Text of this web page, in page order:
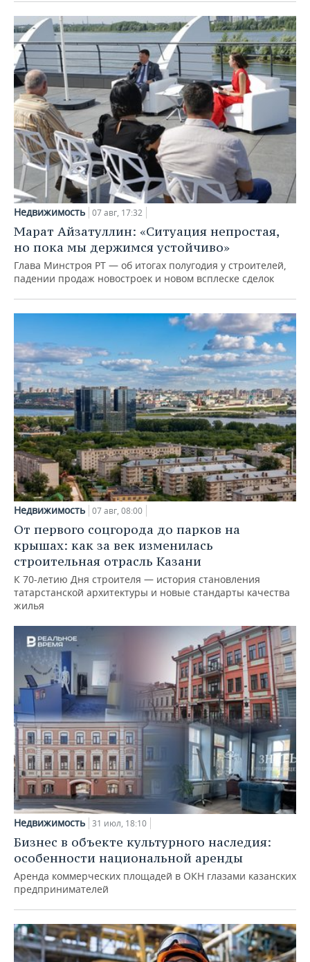
Недвижимость 07 авг, 17:32
Марат Айзатуллин: «Ситуация непростая,
но пока мы держимся устойчиво»
Глава Минстроя РТ — об итогах полугодия у строителей,
падении продаж новостроек и новом всплеске сделок
Недвижимость 07 авг, 08:00
От первого соцгорода до парков на
крышах: как за век изменилась
строительная отрасль Казани
К 70-летию Дня строителя — история становления
татарстанской архитектуры и новые стандарты качества
жилья
Недвижимость 31 июл, 18:10
Бизнес в объекте культурного наследия:
особенности национальной аренды
Аренда коммерческих площадей в ОКН глазами казанских
предпринимателей